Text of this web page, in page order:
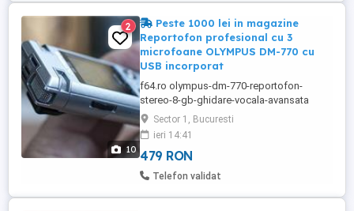
10
2
Peste 1000 lei in magazine
Reportofon profesional cu 3
microfoane OLYMPUS DM-770 cu
USB incorporat
f64.ro olympus-dm-770-reportofon-
stereo-8-gb-ghidare-vocala-avansata
OLYMPUS DM-770 profesional stereo CU
3 MICROFOANE USB retractabil automatic
recharge 8GB intern + 32GB extern
carcasa aluminiu usor si versatil Au fost
primite de noi intr-o facultate din Anglia ,
Sector 1, Bucuresti
ieri 14:41
479 RON
Telefon validat